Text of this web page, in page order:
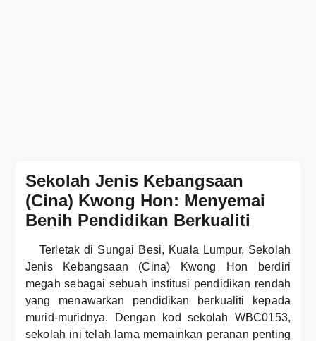
Sekolah Jenis Kebangsaan
(Cina) Kwong Hon: Menyemai
Benih Pendidikan Berkualiti
Terletak di Sungai Besi, Kuala Lumpur, Sekolah
Jenis Kebangsaan (Cina) Kwong Hon berdiri
megah sebagai sebuah institusi pendidikan rendah
yang menawarkan pendidikan berkualiti kepada
murid-muridnya. Dengan kod sekolah WBC0153,
sekolah ini telah lama memainkan peranan penting